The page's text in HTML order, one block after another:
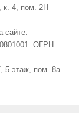
к. 4, пом. 2Н
сайте:
ОГРН
5 этаж, пом. 8а